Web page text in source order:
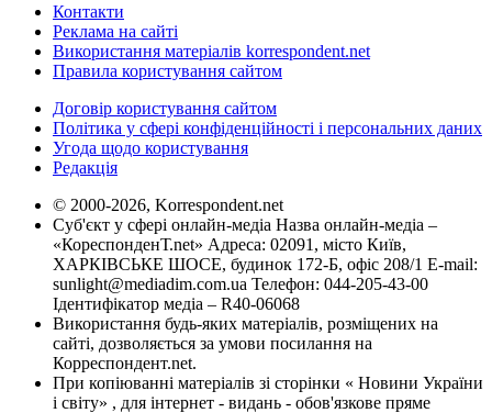
Контакти
Реклама на сайті
Використання матеріалів korrespondent.net
Правила користування сайтом
Договір користування сайтом
Політика у сфері конфіденційності і персональних даних
Угода щодо користування
Редакція
© 2000-2026, Korrespondent.net
Суб'єкт у сфері онлайн-медіа Назва онлайн-медіа –
«КореспонденТ.net» Адреса: 02091, місто Київ,
ХАРКІВСЬКЕ ШОСЕ, будинок 172-Б, офіс 208/1 E-mail:
sunlight@mediadim.com.ua Телефон: 044-205-43-00
Ідентифікатор медіа – R40-06068
Використання будь-яких матеріалів, розміщених на
сайті, дозволяється за умови посилання на
Корреспондент.net.
При копіюванні матеріалів зі сторінки « Новини України
і світу» , для інтернет - видань - обов'язкове пряме